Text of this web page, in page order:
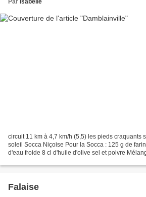
Par isabelle
circuit 11 km à 4,7 km/h (5,5) les pieds craquants
soleil Socca Niçoise Pour la Socca : 125 g de
d'eau froide 8 cl d'huile d'olive sel et poivre
Falaise